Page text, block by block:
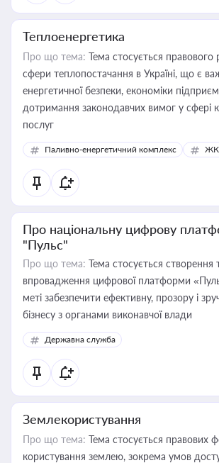
Теплоенергетика
Про що тема: Тема стосується правового
сфери теплопостачання в Україні, що є
енергетичної безпеки, економіки
дотримання законодавчих вимог у сфері
послуг
Паливно-енергетичний комплекс
Про національну цифрову
"Пульс"
Про що тема: Тема стосується створення
впровадження цифрової платформи
меті забезпечити ефективну, прозору і
бізнесу з органами виконавчої влади
Державна служба
Землекористування
Про що тема: Тема стосується правових
користування землею, зокрема умов